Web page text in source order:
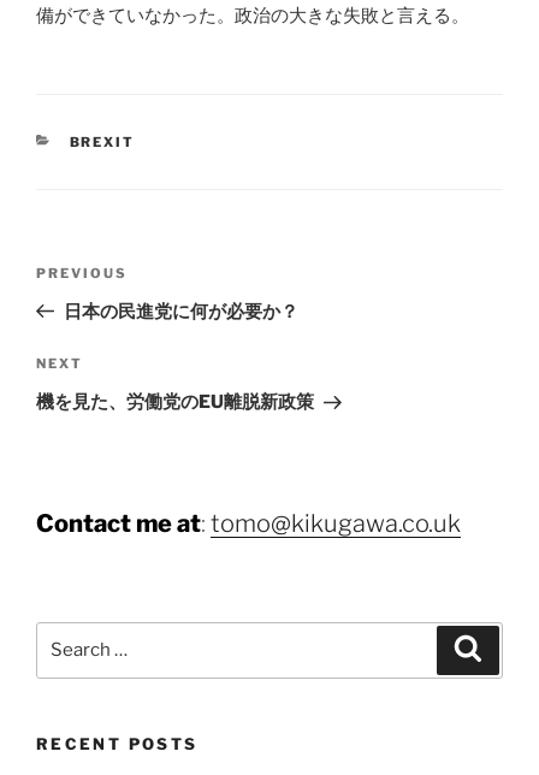
備ができていなかった。政治の大きな失敗と言える。
CATEGORIES
BREXIT
Previous
Post
PREVIOUS
日本の民進党に何が必要か？
Next
Post
NEXT
機を見た、労働党のEU離脱新政策
Contact me at: tomo@kikugawa.co.uk
RECENT POSTS